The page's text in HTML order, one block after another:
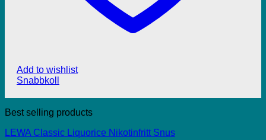
Add to wishlist
Snabbkoll
Best selling products
LEWA Classic Liquorice Nikotinfritt Snus